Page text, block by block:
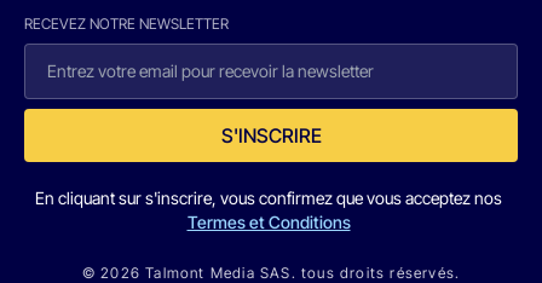
RECEVEZ NOTRE NEWSLETTER
S'INSCRIRE
En cliquant sur s'inscrire, vous confirmez que vous acceptez nos
Termes et Conditions
© 2026 Talmont Media SAS. tous droits réservés.